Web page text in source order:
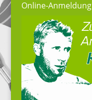
Online-Anmeldung